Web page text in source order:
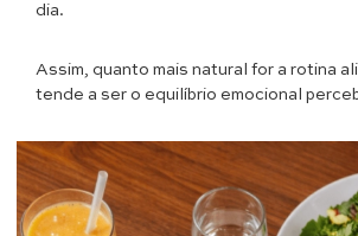
dia.
Assim, quanto mais natural for a rotina
tende a ser o equilíbrio emocional